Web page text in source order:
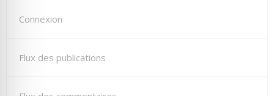
Connexion
Flux des publications